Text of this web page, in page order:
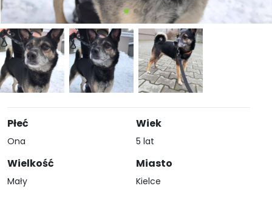
Płeć
Ona
Wielkość
Mały
Wiek
5 lat
Miasto
Kielce